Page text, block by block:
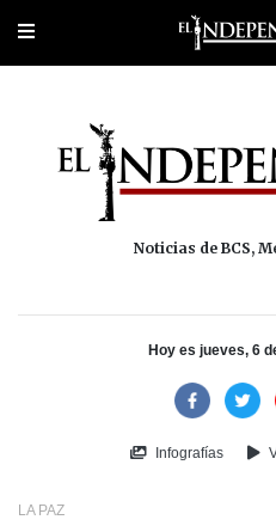
Portada Los Cabos
Noticias de BCS,
Hoy es jueves, 6
Infografías
LA PAZ